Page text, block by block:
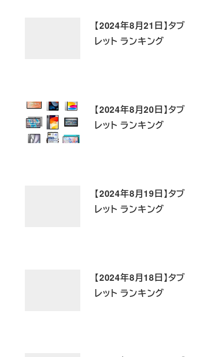
【2024年8月21日】タブ
レット ランキング
【2024年8月20日】タブ
レット ランキング
【2024年8月19日】タブ
レット ランキング
【2024年8月18日】タブ
レット ランキング